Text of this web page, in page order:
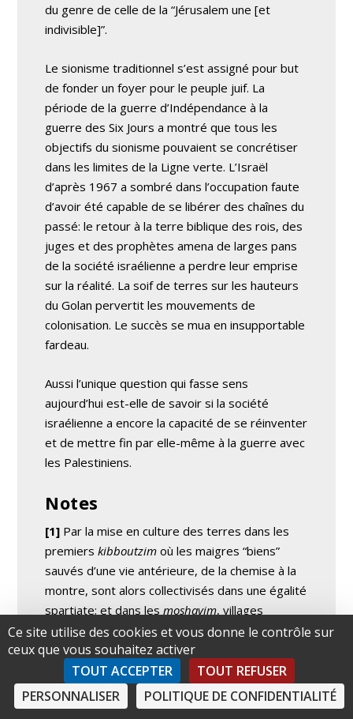
du genre de celle de la “Jérusalem une [et
indivisible]”.
Le sionisme traditionnel s’est assigné pour but
de fonder un foyer pour le peuple juif. La
période de la guerre d’Indépendance à la
guerre des Six Jours a montré que tous les
objectifs du sionisme pouvaient se concrétiser
dans les limites de la Ligne verte. L’Israël
d’après 1967 a sombré dans l’occupation faute
d’avoir été capable de se libérer des chaînes du
passé: le retour à la terre biblique des rois, des
juges et des prophètes amena de larges pans
de la société israélienne a perdre leur emprise
sur la réalité. La soif de terres sur les hauteurs
du Golan pervertit les mouvements de
colonisation. Le succès se mua en insupportable
fardeau.
Aussi l’unique question qui fasse sens
aujourd’hui est-elle de savoir si la société
israélienne a encore la capacité de se réinventer
et de mettre fin par elle-même à la guerre avec
les Palestiniens.
Notes
[1] Par la mise en culture des terres dans les
premierskibboutzim où les maigres “biens”
sauvés d’une vie antérieure, de la chemise à la
montre, sont alors collectivisés dans une égalité
spartiate; et dans lesmoshavim, villages
organisés en coopératives de production. On
peut penser à la différence, dans l’URSS des
années trente, entre“kolhoze”et“sovkhoze”.
[2]Nous prenons ici “libéralisme” dans son
Ce site utilise des cookies et vous donne le contrôle sur
ceux que vous souhaitez activer
TOUT ACCEPTER
TOUT REFUSER
PERSONNALISER
POLITIQUE DE CONFIDENTIALITÉ